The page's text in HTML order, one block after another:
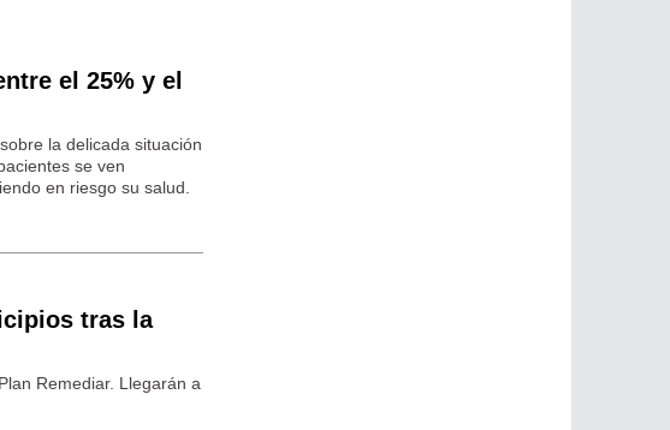
el 25% y el
la delicada situación
se ven
en riesgo su salud.
tras la
Remediar. Llegarán a